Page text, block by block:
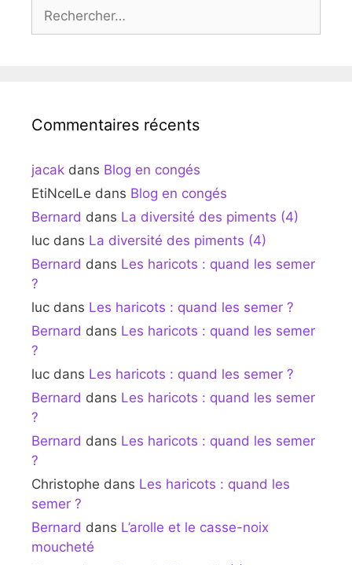
Commentaires récents
jacak dans Blog en congés
EtiNcelLe dans Blog en congés
Bernard dans La diversité des piments (4)
luc dans La diversité des piments (4)
Bernard dans Les haricots : quand les semer
?
luc dans Les haricots : quand les semer ?
Bernard dans Les haricots : quand les semer
?
luc dans Les haricots : quand les semer ?
Bernard dans Les haricots : quand les semer
?
Bernard dans Les haricots : quand les semer
?
Christophe dans Les haricots : quand les
semer ?
Bernard dans L’arolle et le casse-noix
moucheté